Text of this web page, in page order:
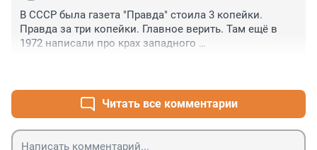
В СССР была газета "Правда" стоила 3 копейки.
Правда за три копейки. Главное верить. Там ещё в
1972 написали про крах западного
Читать все комментарии